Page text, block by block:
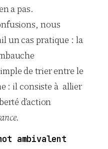
a pas.
nous
un cas pratique : la
de trier entre le
: il consiste à allier
d’action
.
ambivalent